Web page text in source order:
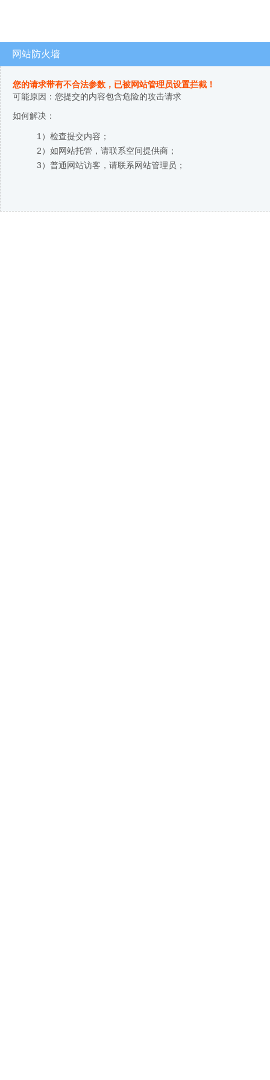
网站防火墙
您的请求带有不合法参数，已被网站管理员设置拦截！
可能原因：您提交的内容包含危险的攻击请求
如何解决：
1）检查提交内容；
2）如网站托管，请联系空间提供商；
3）普通网站访客，请联系网站管理员；